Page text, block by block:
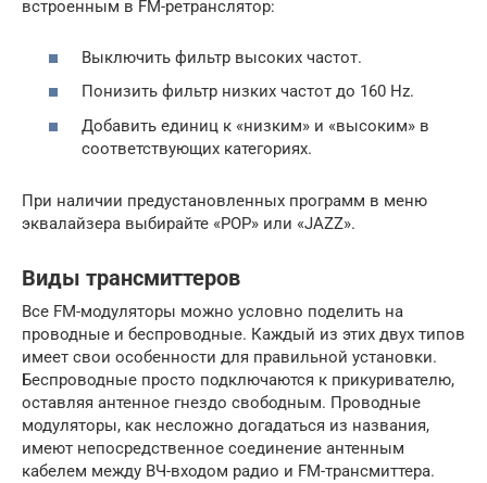
встроенным в FM-ретранслятор:
Выключить фильтр высоких частот.
Понизить фильтр низких частот до 160 Hz.
Добавить единиц к «низким» и «высоким» в
соответствующих категориях.
При наличии предустановленных программ в меню
эквалайзера выбирайте «POP» или «JAZZ».
Виды трансмиттеров
Все FM-модуляторы можно условно поделить на
проводные и беспроводные. Каждый из этих двух типов
имеет свои особенности для правильной установки.
Беспроводные просто подключаются к прикуривателю,
оставляя антенное гнездо свободным. Проводные
модуляторы, как несложно догадаться из названия,
имеют непосредственное соединение антенным
кабелем между ВЧ-входом радио и FM-трансмиттера.